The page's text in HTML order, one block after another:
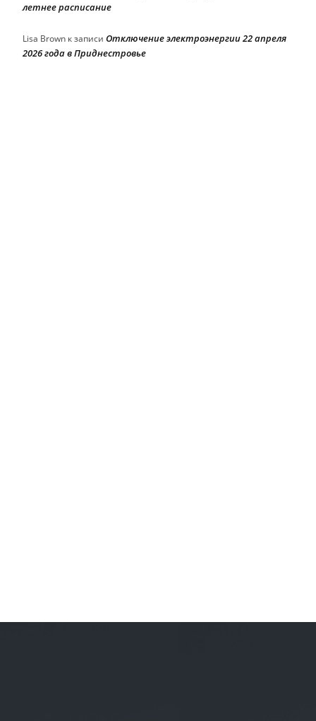
летнее расписание
Lisa Brown к записи Отключение электроэнергии 22 апреля
2026 года в Приднестровье